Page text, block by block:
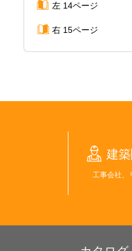
左 14ページ
右 15ページ
建
工事会社、